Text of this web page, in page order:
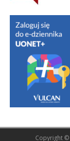
Copyright